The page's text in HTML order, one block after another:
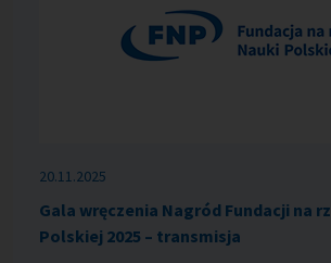
20.11.2025
Gala wręczenia Nagród Fundacji na
Polskiej 2025 – transmisja